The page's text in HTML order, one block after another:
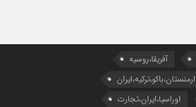
آفریقا،روسیه
ارمنستان،باکو،ترکیه،ایران
اوراسیا،ایران،تجارت